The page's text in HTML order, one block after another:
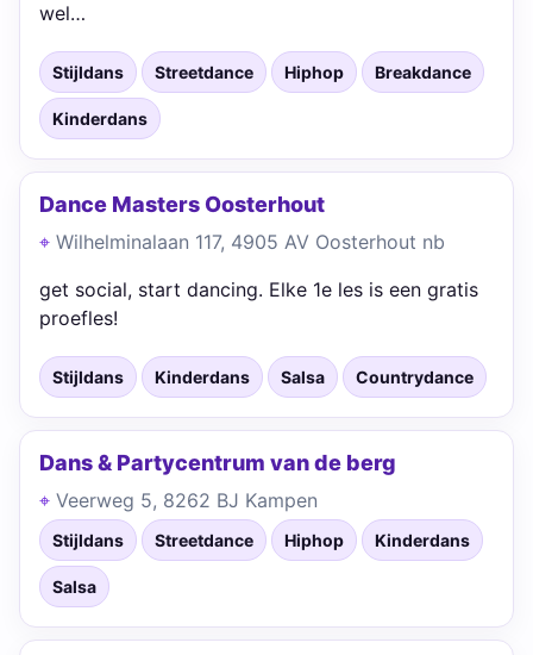
wel…
Stijldans Streetdance Hiphop Breakdance
Kinderdans
Dance Masters Oosterhout
Wilhelminalaan 117, 4905 AV Oosterhout nb
get social, start dancing. Elke 1e les is een gratis
proefles!
Stijldans Kinderdans Salsa Countrydance
Dans & Partycentrum van de berg
Veerweg 5, 8262 BJ Kampen
Stijldans Streetdance Hiphop Kinderdans
Salsa